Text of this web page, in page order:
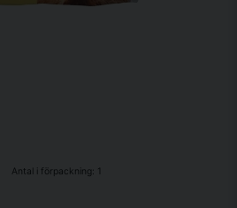
Antal i förpackning: 1